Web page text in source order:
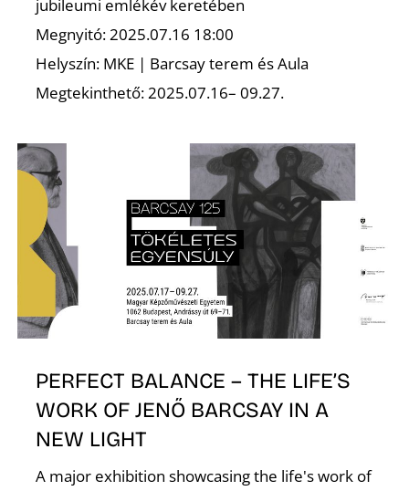
jubileumi emlékév keretében
Megnyitó: 2025.07.16 18:00
Helyszín: MKE | Barcsay terem és Aula
Megtekinthető: 2025.07.16– 09.27.
PERFECT BALANCE – THE LIFE’S
WORK OF JENŐ BARCSAY IN A
NEW LIGHT
A major exhibition showcasing the life's work of